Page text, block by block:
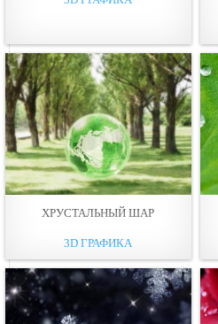
ХРУСТАЛЬНЫЙ ШАР
3D ГРАФИКА